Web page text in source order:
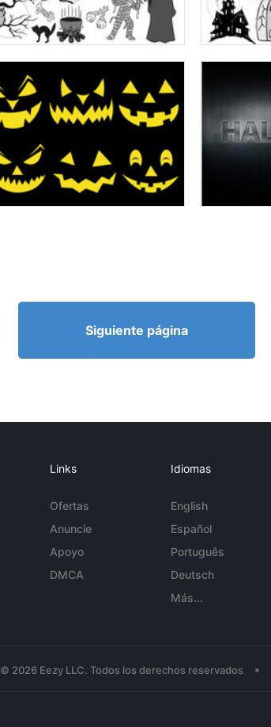
Siguiente página
Links
Ofertas
Anuncie
Apoyo
DMCA
Idiomas
English
Español
Português
Deutsch
Más...
© 2026 Eezy LLC. Todos los derechos reservados •